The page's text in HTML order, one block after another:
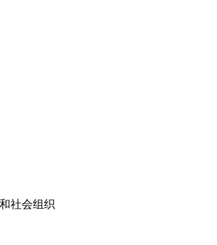
社会组织